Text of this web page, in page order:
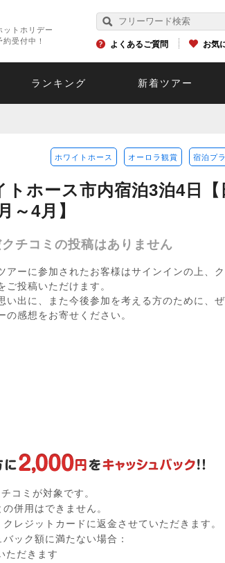
ットホリデー
受付中！
よくあるご質問 お気
ランキング 新着ツアー
ホワイトホース オーロラ観賞 宿泊プ
ホース市内宿泊3泊4日【
～4月】
クチコミの投稿はありません
アーに参加されたお客様はサインインの上、
ご投稿いただけます。
い出に、また今後参加を考える方のために、
の感想をお寄せください。
コミが対象です。
併用はできません。
レジットカードに返金させていただきます。
ック額に満たない場合：
ただきます